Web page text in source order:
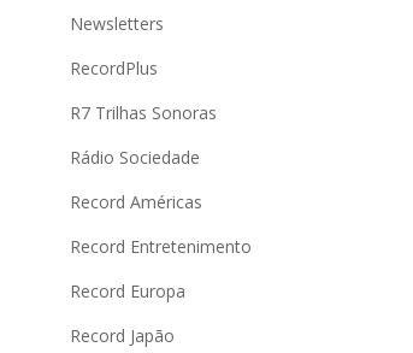
Newsletters
RecordPlus
R7 Trilhas Sonoras
Rádio Sociedade
Record Américas
Record Entretenimento
Record Europa
Record Japão